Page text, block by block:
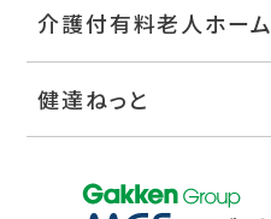
介護付有料老人ホーム
健達ねっと